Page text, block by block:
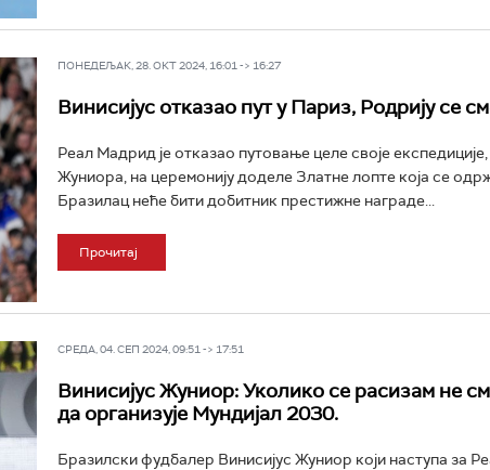
ПОНЕДЕЉАК, 28. ОКТ 2024, 16:01 -> 16:27
Винисијус отказао пут у Париз, Родрију се
Реал Мадрид је отказао путовање целе своје експедиције,
Жуниора, на церемонију доделе Златне лопте која се
Бразилац неће бити добитник престижне награде...
Прочитај
СРЕДА, 04. СЕП 2024, 09:51 -> 17:51
Винисијус Жуниор: Уколико се расизам не
да организује Мундијал 2030.
Бразилски фудбалер Винисијус Жуниор који наступа за